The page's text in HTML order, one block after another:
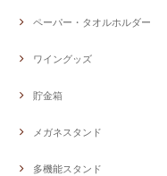
ペーパー・タオルホルダー
ワイングッズ
貯金箱
メガネスタンド
多機能スタンド